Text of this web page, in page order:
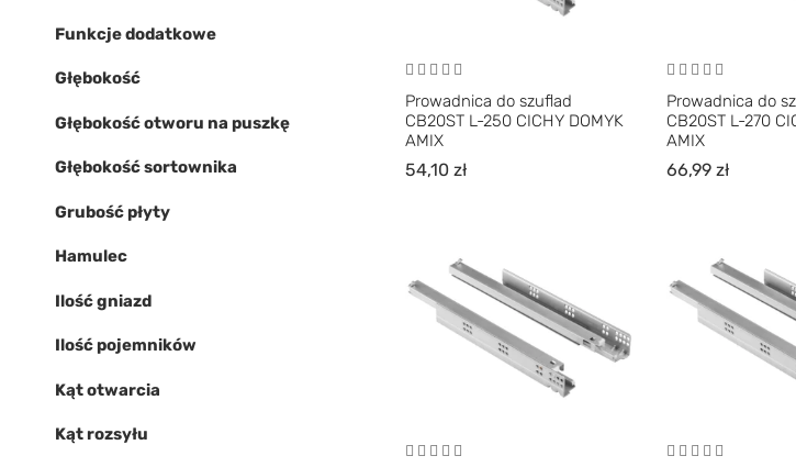
Funkcje dodatkowe
Głębokość
Głębokość otworu na puszkę
Głębokość sortownika
Grubość płyty
Hamulec
Ilość gniazd
Ilość pojemników
Kąt otwarcia
Kąt rozsyłu
Prowadnica do szuflad
CB20ST L-250 CICHY DOMYK
AMIX
54,10 zł
Prowadnica do
CB20ST L-270
AMIX
66,99zł